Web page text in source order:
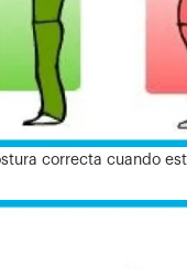
correcta cuando